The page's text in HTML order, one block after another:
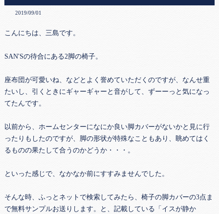
2019/09/01
こんにちは、三島です。
SAN'Sの待合にある2脚の椅子。
座布団が可愛いね、などとよく誉めていただくのですが、なんせ重
たいし、引くときにギャーギャーと音がして、ずーーっと気になっ
てたんです。
以前から、ホームセンターになにか良い脚カバーがないかと見に行
ったりもしたのですが、脚の形状が特殊なこともあり、眺めてはく
るものの果たして合うのかどうか・・・。
といった感じで、なかなか前にすすみませんでした。
そんな時、ふっとネットで検索してみたら、椅子の脚カバーの3点ま
で無料サンプルお送りします。と、記載している「イスが静か